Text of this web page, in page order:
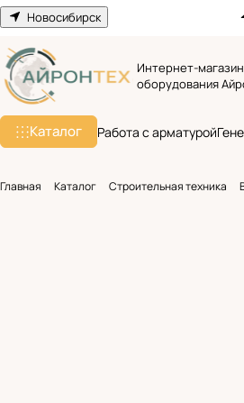
Новосибирск
Интернет-
оборудования
Каталог Работа с арматурой
Главная Каталог Строительная техника